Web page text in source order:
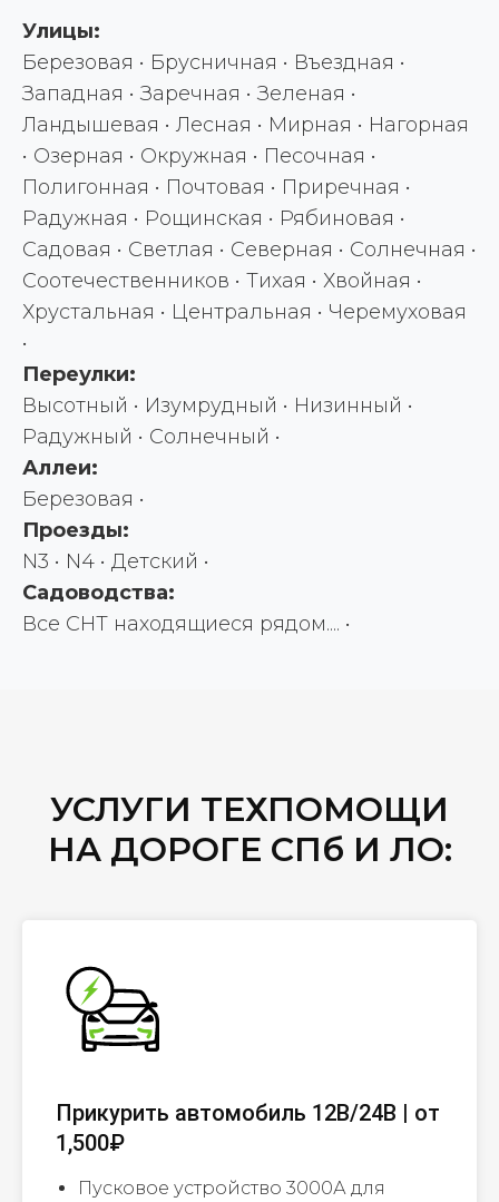
Улицы:
Березовая • Брусничная • Въездная •
Западная • Заречная • Зеленая •
Ландышевая • Лесная • Мирная • Нагорная
• Озерная • Окружная • Песочная •
Полигонная • Почтовая • Приречная •
Радужная • Рощинская • Рябиновая •
Садовая • Светлая • Северная • Солнечная •
Соотечественников • Тихая • Хвойная •
Хрустальная • Центральная • Черемуховая
•
Переулки:
Высотный • Изумрудный • Низинный •
Радужный • Солнечный •
Аллеи:
Березовая •
Проезды:
N3 • N4 • Детский •
Садоводства:
Все СНТ находящиеся рядом.... •
УСЛУГИ ТЕХПОМОЩИ
НА ДОРОГЕ СПб И ЛО:
Прикурить автомобиль 12В/24В | от
1,500₽
Пусковое устройство 3000А для